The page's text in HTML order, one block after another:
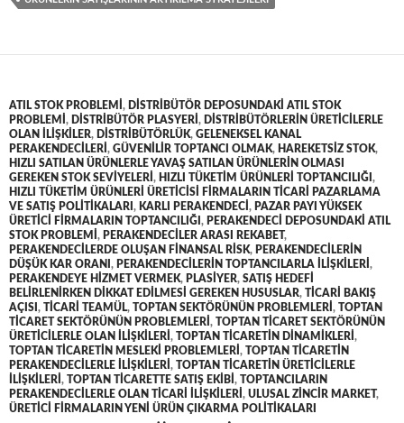
ATIL STOK PROBLEMI , DISTRIBÜTÖR DEPOSUNDAKI ATIL STOK
PROBLEMI , DISTRIBÜTÖR PLASYERI , DISTRIBÜTÖRLERIN ÜRETICILERLE
OLAN ILIŞKILER, DISTRIBÜTÖRLÜK, GELENEKSEL KANAL
PERAKENDECILERI , GÜVENILIR TOPTANCI OLMAK, HAREKETSIZ STOK,
HIZLI SATILAN ÜRÜNLERLE YAVAŞ SATILAN ÜRÜNLERIN OLMASI
GEREKEN STOK SEVIYELERI , HIZLI TÜKETIM ÜRÜNLERI TOPTANCILIĞI ,
HIZLI TÜKETIM ÜRÜNLERI ÜRETICISI FIRMALARIN TICARI PAZARLAMA
VE SATIŞ POLITIKALARI , KARLI PERAKENDECI , PAZAR PAYI YÜKSEK
ÜRETICI FIRMALARIN TOPTANCILIĞI , PERAKENDECI DEPOSUNDAKI ATIL
STOK PROBLEMI , PERAKENDECILER ARASI REKABET,
PERAKENDECILERDE OLUŞAN FINANSAL RISK, PERAKENDECILERIN
DÜŞÜK KAR ORANI , PERAKENDECILERIN TOPTANCILARLA ILIŞKILERI ,
PERAKENDEYE HIZMET VERMEK, PLASIYER, SATIŞ HEDEFI
BELIRLENIRKEN DIKKAT EDILMESI GEREKEN HUSUSLAR, TICARI BAKIŞ
AÇISI , TICARI TEAMÜL, TOPTAN SEKTÖRÜNÜN PROBLEMLERI , TOPTAN
TICARET SEKTÖRÜNÜN PROBLEMLERI , TOPTAN TICARET SEKTÖRÜNÜN
ÜRETICILERLE OLAN ILIŞKILERI , TOPTAN TICARETIN DINAMIKLERI ,
TOPTAN TICARETIN MESLEKI PROBLEMLERI , TOPTAN TICARETIN
PERAKENDECILERLE ILIŞKILERI , TOPTAN TICARETIN ÜRETICILERLE
ILIŞKILERI , TOPTAN TICARETTE SATIŞ EKIBI , TOPTANCILARIN
PERAKENDECILERLE OLAN TICARI ILIŞKILERI , ULUSAL ZINCIR MARKET,
ÜRETICI FIRMALARIN YENI ÜRÜN ÇIKARMA POLITIKALARI